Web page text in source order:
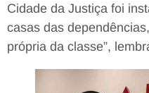
Cidade da Justiça foi
casas das
própria da classe”,